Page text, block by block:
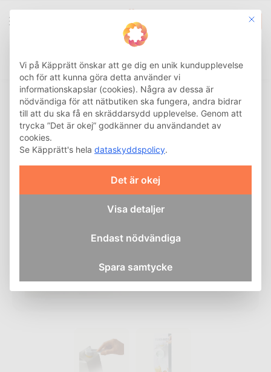
0
This
Vi på Käpprätt önskar att ge dig en unik kundupplevelse
och för att kunna göra detta använder vi
informationskapslar (cookies). Några av dessa är
nödvändiga för att nätbutiken ska fungera, andra bidrar
till att du ska få en skräddarsydd upplevelse. Genom att
trycka ”Det är okej” godkänner du användandet av
cookies.
Se Käpprätt's hela dataskyddspolicy.
Det är okej
Visa detaljer
Endast nödvändiga
Spara samtycke